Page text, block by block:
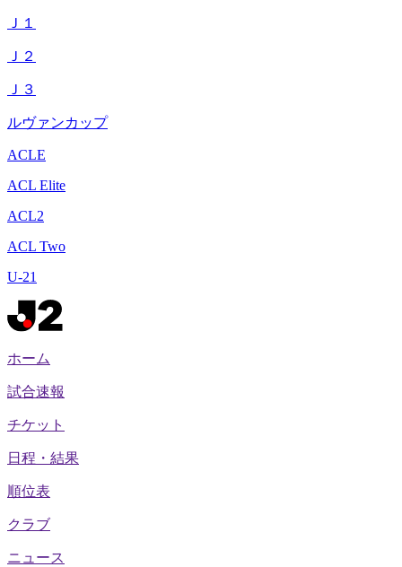
Ｊ１
Ｊ２
Ｊ３
ルヴァンカップ
ACLE
ACL Elite
ACL2
ACL Two
U-21
ホーム
試合速報
チケット
日程・結果
順位表
クラブ
ニュース